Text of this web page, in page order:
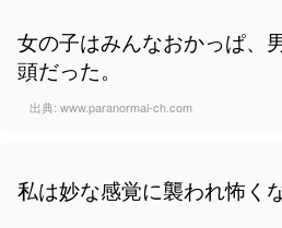
女の子はみんなおかっぱ、
頭だった。
出典: www.paranormal-ch.com
私は妙な感覚に襲われ怖く